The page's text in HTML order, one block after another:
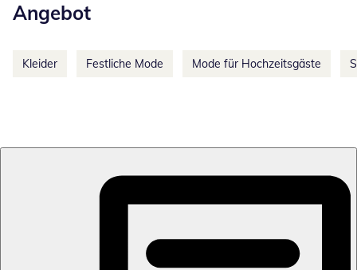
Angebot
Kleider Festliche Mode Mode für Hochzeitsgäste